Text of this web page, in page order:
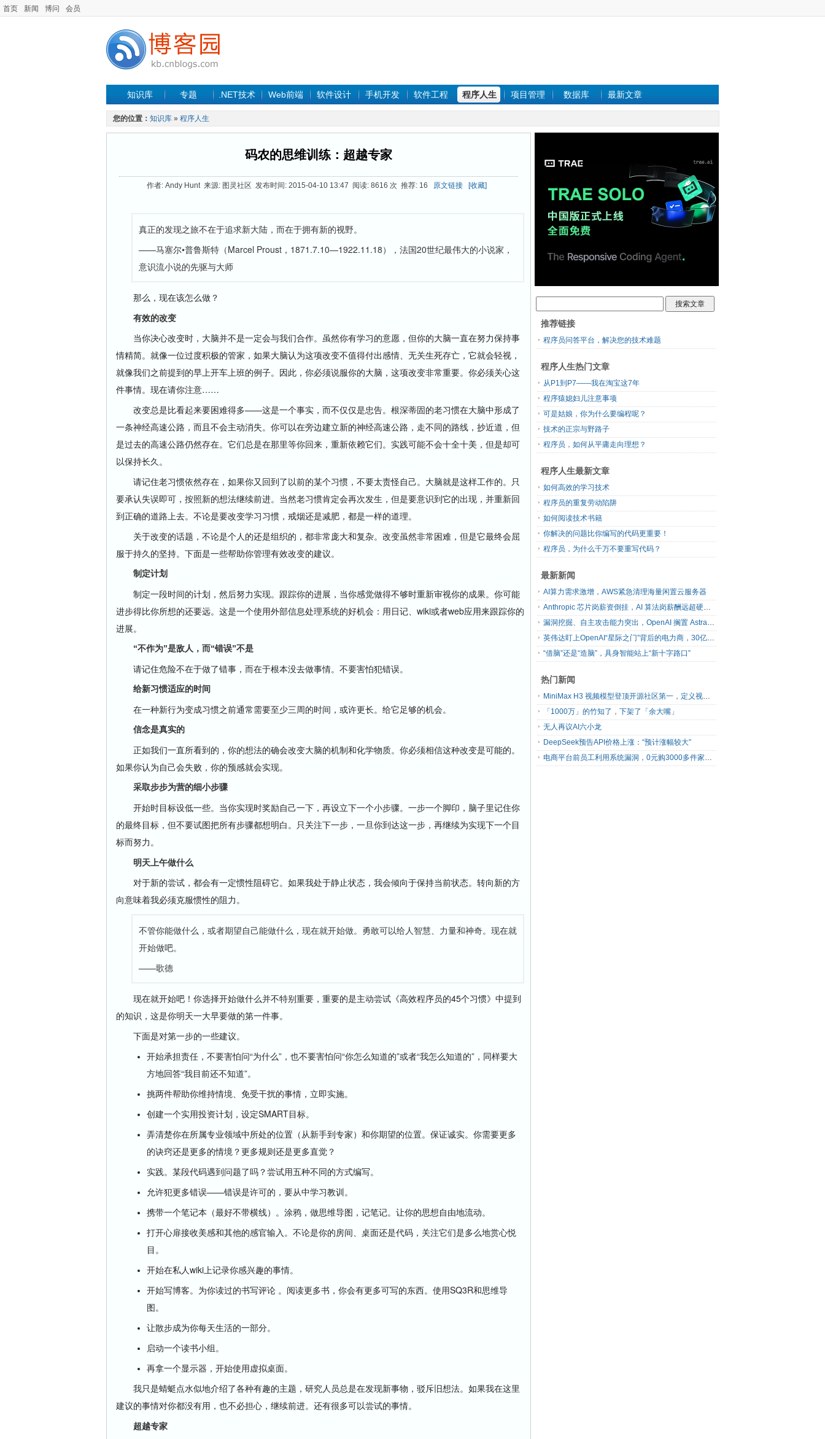
首页 新闻 博问 会员
知识库 专题 .NET技术 Web前端 软件设计 手机开发 软件工程 程序人生 项目管理 数据库 最新文章
您的位置： 知识库 » 程序人生
码农的思维训练：超越专家
作者: Andy Hunt 来源: 图灵社区 发布时间: 2015-04-10 13:47 阅读: 8616 次 推荐: 16 原文链接 [收藏]
真正的发现之旅不在于追求新大陆，而在于拥有新的视野。
——马塞尔•普鲁斯特（Marcel Proust，1871.7.10—1922.11.18），法国20世纪最伟大的小说家，
意识流小说的先驱与大师
那么，现在该怎么做？
有效的改变
当你决心改变时，大脑并不是一定会与我们合作。虽然你有学习的意愿，但你的大脑一直在努力保持事
情精简。就像一位过度积极的管家，如果大脑认为这项改变不值得付出感情、无关生死存亡，它就会轻视，
就像我们之前提到的早上开车上班的例子。因此，你必须说服你的大脑，这项改变非常重要。你必须关心这
件事情。现在请你注意……
改变总是比看起来要困难得多——这是一个事实，而不仅仅是忠告。根深蒂固的老习惯在大脑中形成了
一条神经高速公路，而且不会主动消失。你可以在旁边建立新的神经高速公路，走不同的路线，抄近道，但
是过去的高速公路仍然存在。它们总是在那里等你回来，重新依赖它们。实践可能不会十全十美，但是却可
以保持长久。
请记住老习惯依然存在，如果你又回到了以前的某个习惯，不要太责怪自己。大脑就是这样工作的。只
要承认失误即可，按照新的想法继续前进。当然老习惯肯定会再次发生，但是要意识到它的出现，并重新回
到正确的道路上去。不论是要改变学习习惯，戒烟还是减肥，都是一样的道理。
关于改变的话题，不论是个人的还是组织的，都非常庞大和复杂。改变虽然非常困难，但是它最终会屈
服于持久的坚持。下面是一些帮助你管理有效改变的建议。
制定计划
制定一段时间的计划，然后努力实现。跟踪你的进展，当你感觉做得不够时重新审视你的成果。你可能
进步得比你所想的还要远。这是一个使用外部信息处理系统的好机会：用日记、wiki或者web应用来跟踪你的
进展。
“不作为”是敌人，而“错误”不是
请记住危险不在于做了错事，而在于根本没去做事情。不要害怕犯错误。
给新习惯适应的时间
在一种新行为变成习惯之前通常需要至少三周的时间，或许更长。给它足够的机会。
信念是真实的
正如我们一直所看到的，你的想法的确会改变大脑的机制和化学物质。你必须相信这种改变是可能的。
如果你认为自己会失败，你的预感就会实现。
采取步步为营的细小步骤
开始时目标设低一些。当你实现时奖励自己一下，再设立下一个小步骤。一步一个脚印，脑子里记住你
的最终目标，但不要试图把所有步骤都想明白。只关注下一步，一旦你到达这一步，再继续为实现下一个目
标而努力。
明天上午做什么
对于新的尝试，都会有一定惯性阻碍它。如果我处于静止状态，我会倾向于保持当前状态。转向新的方
向意味着我必须克服惯性的阻力。
不管你能做什么，或者期望自己能做什么，现在就开始做。勇敢可以给人智慧、力量和神奇。现在就
开始做吧。
——歌德
现在就开始吧！你选择开始做什么并不特别重要，重要的是主动尝试《高效程序员的45个习惯》中提到
的知识，这是你明天一大早要做的第一件事。
下面是对第一步的一些建议。
开始承担责任，不要害怕问“为什么”，也不要害怕问“你怎么知道的”或者“我怎么知道的”，同样要大
方地回答“我目前还不知道”。
挑两件帮助你维持情境、免受干扰的事情，立即实施。
创建一个实用投资计划，设定SMART目标。
弄清楚你在所属专业领域中所处的位置（从新手到专家）和你期望的位置。保证诚实。你需要更多
的诀窍还是更多的情境？更多规则还是更多直觉？
实践。某段代码遇到问题了吗？尝试用五种不同的方式编写。
允许犯更多错误——错误是许可的，要从中学习教训。
携带一个笔记本（最好不带横线）。涂鸦，做思维导图，记笔记。让你的思想自由地流动。
打开心扉接收美感和其他的感官输入。不论是你的房间、桌面还是代码，关注它们是多么地赏心悦
目。
开始在私人wiki上记录你感兴趣的事情。
开始写博客。为你读过的书写评论 。阅读更多书，你会有更多可写的东西。使用SQ3R和思维导
图。
让散步成为你每天生活的一部分。
启动一个读书小组。
再拿一个显示器，开始使用虚拟桌面。
我只是蜻蜓点水似地介绍了各种有趣的主题，研究人员总是在发现新事物，驳斥旧想法。如果我在这里
建议的事情对你都没有用，也不必担心，继续前进。还有很多可以尝试的事情。
超越专家
推荐链接
程序员问答平台，解决您的技术难题
程序人生热门文章
从P1到P7——我在淘宝这7年
程序猿媳妇儿注意事项
可是姑娘，你为什么要编程呢？
技术的正宗与野路子
程序员，如何从平庸走向理想？
程序人生最新文章
如何高效的学习技术
程序员的重复劳动陷阱
如何阅读技术书籍
你解决的问题比你编写的代码更重要！
程序员，为什么千万不要重写代码？
最新新闻
AI算力需求激增，AWS紧急清理海量闲置云服务器
Anthropic 芯片岗薪资倒挂，AI 算法岗薪酬远超硬件工程师
漏洞挖掘、自主攻击能力突出，OpenAI 搁置 Astra 模型发布
英伟达盯上OpenAI“星际之门”背后的电力商，30亿美元直接入股
“借脑”还是“造脑”，具身智能站上“新十字路口”
热门新闻
MiniMax H3 视频模型登顶开源社区第一，定义视频模型领域“斩杀线”
「1000万」的竹知了，下架了「余大嘴」
无人再议AI六小龙
DeepSeek预告API价格上涨：“预计涨幅较大”
电商平台前员工利用系统漏洞，0元购3000多件家电！